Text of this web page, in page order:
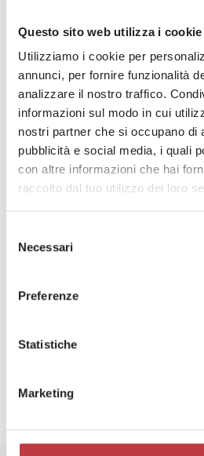
Questo sito web utilizza i cookie
Utilizziamo i cookie per
annunci, per fornire funzionalità
analizzare il nostro traffico.
informazioni sul modo in cui
nostri partner che si occupano di
pubblicità e social media, i quali
con altre informazioni che hai
raccolto dal tuo utilizzo dei loro
delNecessari
Preferenze
Statistiche
Marketing
IN SINTESI
Il contratto di Staff
stabilità, sicurezza, parità
solido supporto a tutti i
offreun percorso di
strutturato e rimborsato!
Filiale ADHR
NEWS PRECEDENTE